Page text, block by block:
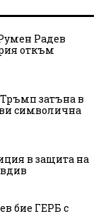
Радев
откъм
затъна в
символична
в защита на
бие ГЕРБ с